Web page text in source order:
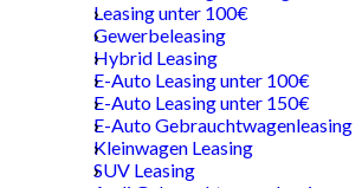
Leasing unter 100€
Gewerbeleasing
Hybrid Leasing
E-Auto Leasing unter 100€
E-Auto Leasing unter 150€
E-Auto Gebrauchtwagenleasing
Kleinwagen Leasing
SUV Leasing